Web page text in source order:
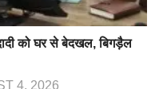
को घर से बेदखल, बिगड़ैल
4, 2026